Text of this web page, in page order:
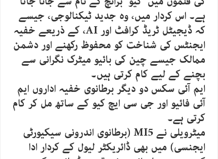
ہے۔ اس کردار میں، وہ جدید ٹیکنالوجی، جیسے
کہ ڈیجیٹل ٹریڈ کرافٹ اور AI، کے ذریعے خفیہ
ایجنٹس کی شناخت کو محفوظ رکھنے اور دشمن
ممالک جیسے چین کی بائیو میٹرک نگرانی سے
بچنے کے لیے کام کرتی ہیں۔
ایم آئی سکس دو دیگر برطانوی خفیہ اداروں ایم
آئی فائیو اور جی سی ایچ کیو کے ساتھ مل کر کام
کرتی ہے۔
میٹرویلی نے MI5 (برطانوی اندرونی سیکیورٹی
ایجنسی) میں بھی ڈائریکٹر لیول کے کردار ادا